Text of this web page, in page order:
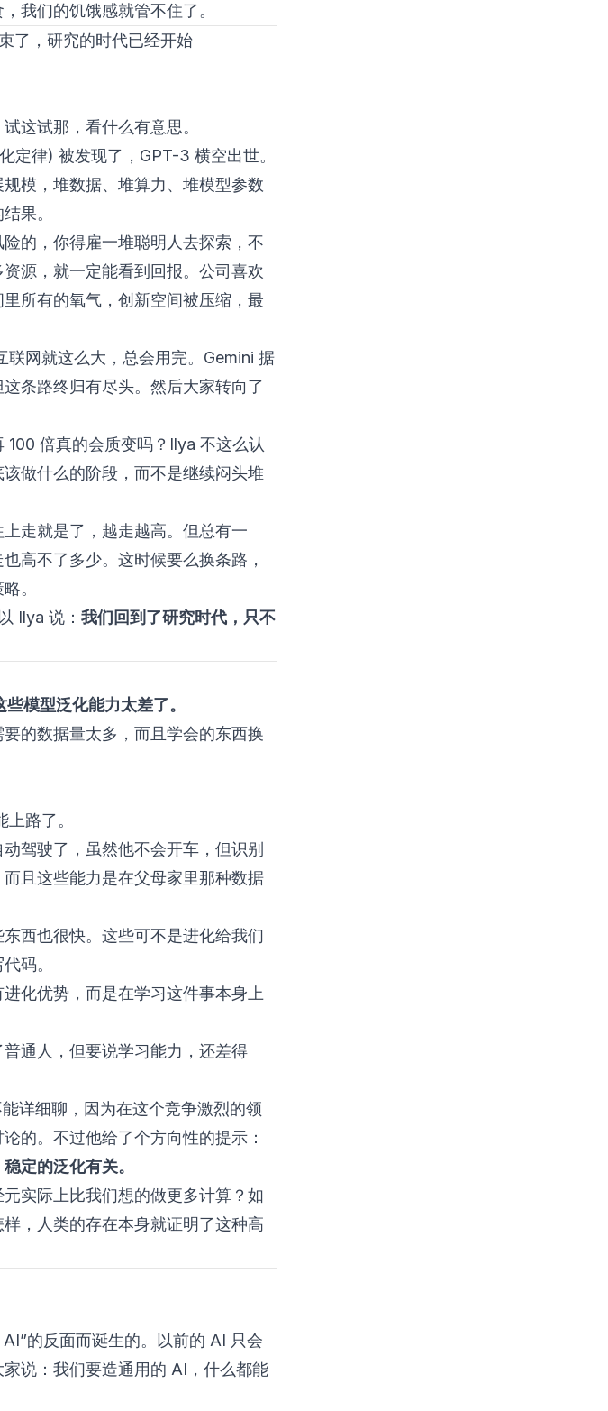
我们的饥饿感就管不住了。
了，研究的时代已经开始
这试那，看什么有意思。
定律) 被发现了，GPT-3 横空出世。
模，堆数据、堆算力、堆模型参数
果。
的，你得雇一堆聪明人去探索，不
源，就一定能看到回报。公司喜欢
所有的氧气，创新空间被压缩，最
联网就这么大，总会用完。Gemini 据
条路终归有尽头。然后大家转向了
倍真的会质变吗？Ilya 不这么认
做什么的阶段，而不是继续闷头堆
走就是了，越走越高。但总有一
高不了多少。这时候要么换条路，
。
Ilya 说： 我们回到了研究时代，只不
些模型泛化能力太差了。
的数据量太多，而且学会的东西换
路了。
驾驶了，虽然他不会开车，但识别
且这些能力是在父母家里那种数据
西也很快。这些可不是进化给我们
码。
化优势，而是在学习这件事本身上
通人，但要说学习能力，还差得
详细聊，因为在这个竞争激烈的领
的。不过他给了个方向性的提示：
定的泛化有关。
实际上比我们想的做更多计算？如
，人类的存在本身就证明了这种高
AI”的反面而诞生的。以前的 AI 只会
说：我们要造通用的 AI，什么都能